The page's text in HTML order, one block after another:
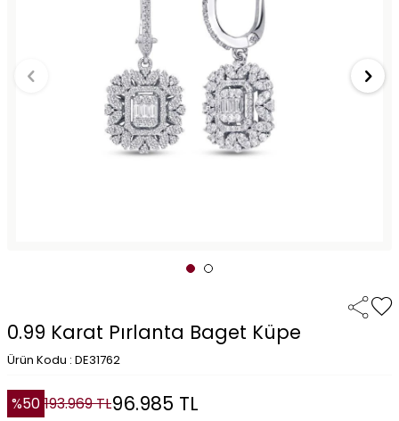
0.99 Karat Pırlanta Baget Küpe
Ürün Kodu : DE31762
%50 193.969TL96.985 TL